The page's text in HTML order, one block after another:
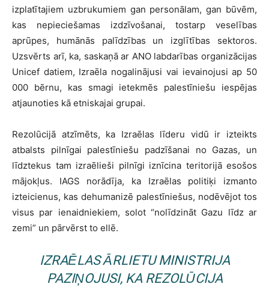
izplatītajiem uzbrukumiem gan personālam, gan būvēm,
kas nepieciešamas izdzīvošanai, tostarp veselības
aprūpes, humānās palīdzības un izglītības sektoros.
Uzsvērts arī, ka, saskaņā ar ANO labdarības organizācijas
Unicef datiem, Izraēla nogalinājusi vai ievainojusi ap 50
000 bērnu, kas smagi ietekmēs palestīniešu iespējas
atjaunoties kā etniskajai grupai.
Rezolūcijā atzīmēts, ka Izraēlas līderu vidū ir izteikts
atbalsts pilnīgai palestīniešu padzīšanai no Gazas, un
līdztekus tam izraēlieši pilnīgi iznīcina teritorijā esošos
mājokļus. IAGS norādīja, ka Izraēlas politiķi izmanto
izteicienus, kas dehumanizē palestīniešus, nodēvējot tos
visus par ienaidniekiem, solot “nolīdzināt Gazu līdz ar
zemi” un pārvērst to ellē.
IZRAĒLAS ĀRLIETU MINISTRIJA
PAZIŅOJUSI, KA REZOLŪCIJA